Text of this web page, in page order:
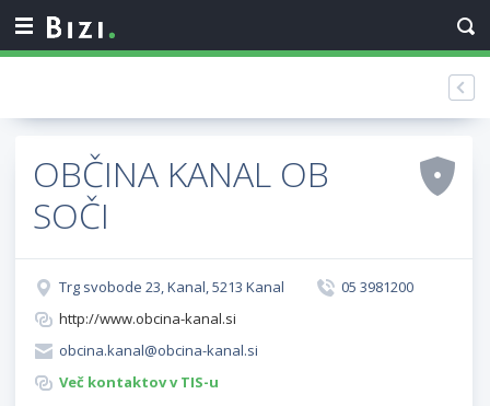
OBČINA KANAL OB
SOČI
Trg svobode 23, Kanal, 5213 Kanal
05 3981200
http://www.obcina-kanal.si
obcina.kanal@obcina-kanal.si
Več kontaktov v TIS-u